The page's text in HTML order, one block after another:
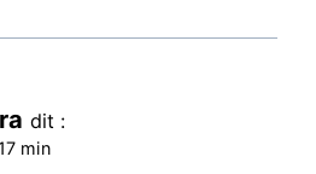
dit :
min